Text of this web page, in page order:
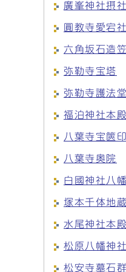
廣峯神社摂
圓教寺愛宕
六角坂石造
弥勒寺宝塔
弥勒寺護法堂
福泊神社本殿
八葉寺宝篋
八葉寺奥院
白國神社八
塚本千体地蔵
水尾神社本
松原八幡神
松安寺墓石群